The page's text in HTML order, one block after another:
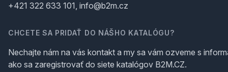
+421 322 633 101, info@b2m.cz
CHCETE SA PRIDAŤ DO NÁŠHO KATALÓGU?
Nechajte nám na vás kontakt a my sa vám ozveme s
ako sa zaregistrovať do siete katalógov B2M.CZ.